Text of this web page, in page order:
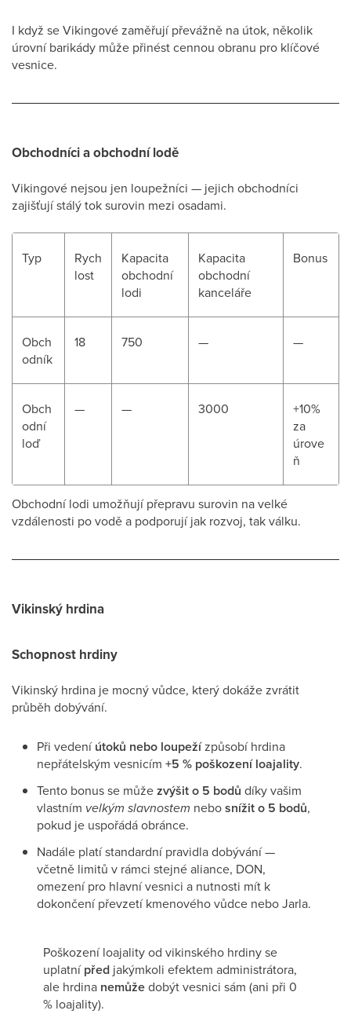
I když se Vikingové zaměřují převážně na útok, několik
úrovní barikády může přinést cennou obranu pro klíčové
vesnice.
Obchodníci a obchodní lodě
Vikingové nejsou jen loupežníci — jejich obchodníci
zajišťují stálý tok surovin mezi osadami.
Typ
Rych
lost
Kapacita
obchodní
lodi
Kapacita
obchodní
kanceláře
Bonus
Obch
odník
18 750 — —
Obch
odní
loď
— — 3000
+10%
za
úrove
ň
Obchodní lodi umožňují přepravu surovin na velké
vzdálenosti po vodě a podporují jak rozvoj, tak válku.
Vikinský hrdina
Schopnost hrdiny
Vikinský hrdina je mocný vůdce, který dokáže zvrátit
průběh dobývání.
Při vedeníútoků nebo loupežízpůsobí hrdina
nepřátelským vesnicím +5 % poškození loajality.
Tento bonus se můžezvýšit o 5 bodů díky vašim
vlastním velkým slavnostem nebosnížit o 5 bodů,
pokud je uspořádá obránce.
Nadále platí standardní pravidla dobývání —
včetně limitů v rámci stejné aliance, DON,
omezení pro hlavní vesnici a nutnosti mít k
dokončení převzetí kmenového vůdce nebo Jarla.
Poškození loajality od vikinského hrdiny se
uplatnípřed jakýmkoli efektem administrátora,
ale hrdina nemůžedobýt vesnici sám (ani při 0
% loajality).